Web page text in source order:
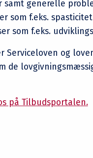
samt generelle
som f.eks.
som f.eks.
Serviceloven og
de
på Tilbudsportalen.